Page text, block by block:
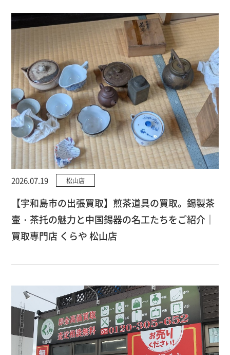
2026.07.19 松山店
【宇和島市の出張買取】煎茶道具の買取。錫製茶
壷・茶托の魅力と中国錫器の名工たちをご紹介｜
買取専門店 くらや 松山店